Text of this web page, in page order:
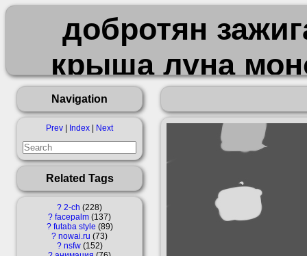
добротян
крыша луна
Navigation
Prev Index Next
Related Tags
? 2-ch 228
? facepalm 137
? futaba style 89
? nowai.ru 73
? nsfw 152